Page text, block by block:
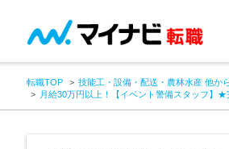
転職TOP
技能工・設備・配送・農林水産 他か
月給30万円以上！【イベント警備スタッフ】